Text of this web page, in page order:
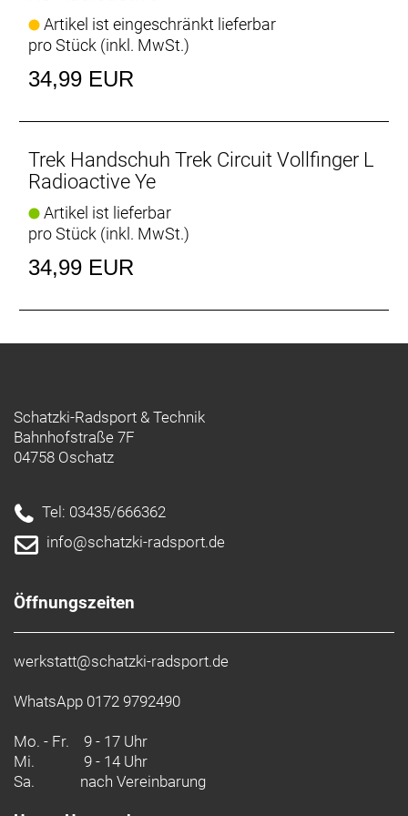
Artikel ist eingeschränkt lieferbar
pro Stück (inkl. MwSt.)
34,99 EUR
Trek Handschuh Trek Circuit Vollfinger L
Radioactive Ye
Artikel ist lieferbar
pro Stück (inkl. MwSt.)
34,99 EUR
Schatzki-Radsport & Technik
Bahnhofstraße 7F
04758 Oschatz
Tel: 03435/666362
info@schatzki-radsport.de
Öffnungszeiten
werkstatt@schatzki-radsport.de
WhatsApp 0172 9792490
Mo. - Fr. 9 - 17 Uhr
Mi.
9 - 14 Uhr
Sa.
nach Vereinbarung